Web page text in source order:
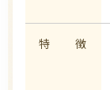
特 徴